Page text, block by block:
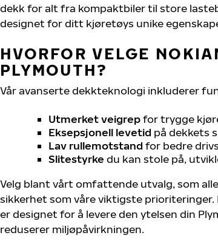
dekk for alt fra kompaktbiler til store
designet for ditt kjøretøys unike
HVORFOR VELGE
PLYMOUTH?
Vår avanserte dekkteknologi inkluderer
Utmerket veigrepfor trygge
Eksepsjonell levetid på dekkets
Lav rullemotstand for bedre
Slitestyrke du kan stole på,
Velg blant vårt omfattende utvalg, som
sikkerhet som våre viktigste prioriteringer.
er designet for å levere den ytelsen din
reduserer miljøpåvirkningen.